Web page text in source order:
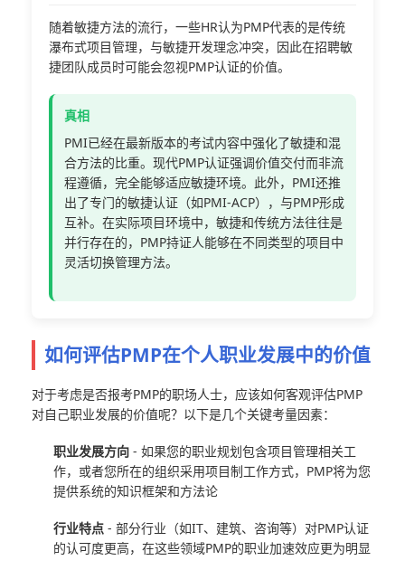
随着敏捷方法的流行，一些HR认为PMP代表的是传统
瀑布式项目管理，与敏捷开发理念冲突，因此在招聘敏
捷团队成员时可能会忽视PMP认证的价值。
真相
PMI已经在最新版本的考试内容中强化了敏捷和混
合方法的比重。现代PMP认证强调价值交付而非流
程遵循，完全能够适应敏捷环境。此外，PMI还推
出了专门的敏捷认证（如PMI-ACP），与PMP形成
互补。在实际项目环境中，敏捷和传统方法往往是
并行存在的，PMP持证人能够在不同类型的项目中
灵活切换管理方法。
如何评估PMP在个人职业发展中的价值
对于考虑是否报考PMP的职场人士，应该如何客观评估PMP
对自己职业发展的价值呢？以下是几个关键考量因素：
职业发展方向- 如果您的职业规划包含项目管理相关工
作，或者您所在的组织采用项目制工作方式，PMP将为您
提供系统的知识框架和方法论
行业特点- 部分行业（如IT、建筑、咨询等）对PMP认证
的认可度更高，在这些领域PMP的职业加速效应更为明显